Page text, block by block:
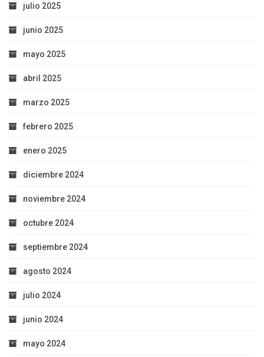
julio 2025
junio 2025
mayo 2025
abril 2025
marzo 2025
febrero 2025
enero 2025
diciembre 2024
noviembre 2024
octubre 2024
septiembre 2024
agosto 2024
julio 2024
junio 2024
mayo 2024